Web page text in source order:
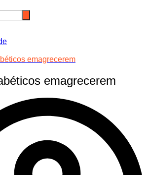
emagrecerem
emagrecerem